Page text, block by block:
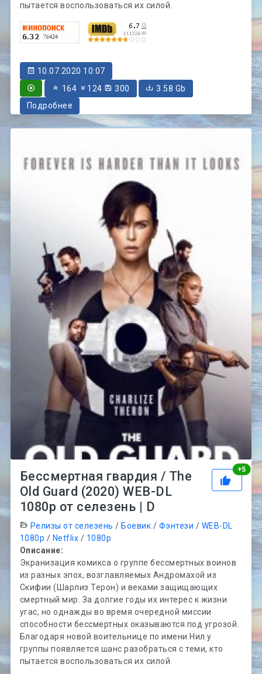
пытается воспользоваться их силой.
10.07.2020 10:07
164
124 300
3.58 Gb
Подробнее
+5
Бессмертная гвардия / The
Old Guard (2020) WEB-DL
1080p от селезень | D
Релизы от селезень / Боевик / Фэнтези / WEB-DL
1080p / Netflix / 1080p
Описание:
Экранизация комикса о группе бессмертных воинов
из разных эпох, возглавляемых Андромахой из
Скифии (Шарлиз Терон) и веками защищающих
смертный мир. За долгие годы их интерес к жизни
угас, но однажды во время очередной миссии
способности бессмертных оказываются под угрозой.
Благодаря новой воительнице по имени Нил у
группы появляется шанс разобраться с теми, кто
пытается воспользоваться их силой.